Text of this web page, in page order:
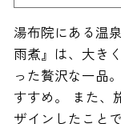
湯布院にある温
雨煮』は、大き
った贅沢な一品
すすめ。 また、
ザインしたことで